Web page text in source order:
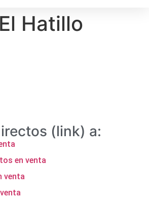
Hatillo
(link) a:
en venta
venta